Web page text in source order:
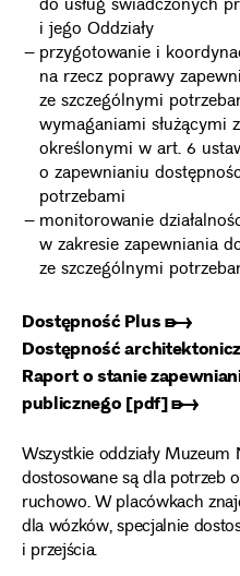
do usług świadczonych
i jego Oddziały
przygotowanie i
na rzecz poprawy
ze szczególnymi
wymaganiami służącymi
określonymi w art. 6
o zapewnianiu
potrzebami
monitorowanie
w zakresie zapewniania
ze szczególnymi
Dostępność Plus ➸
Dostępność
Raport o stanie
publicznego [pdf] ➸
Wszystkie oddziały
dostosowane są dla potrzeb
ruchowo. W placówkach
dla wózków, specjalnie
i przejścia.